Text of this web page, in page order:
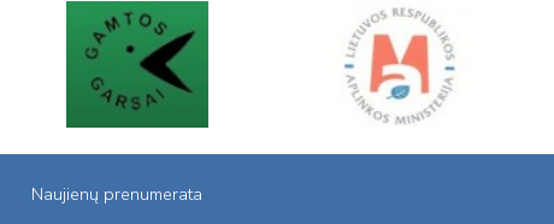
Naujienų prenumerata